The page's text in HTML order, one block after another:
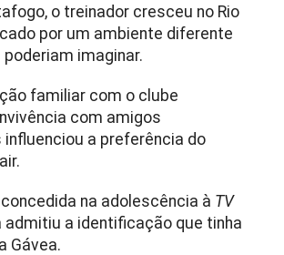
o treinador cresceu no Rio
por um ambiente diferente
imaginar.
familiar com o clube
com amigos
a preferência do
na adolescência à TV
admitiu a identificação que tinha
Gávea.